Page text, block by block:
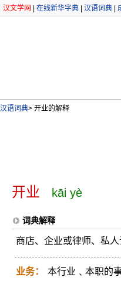
汉文学网 在线新华字典 汉语词典
汉语词典> 开业的解释
开业 kāi yè
词典解释
商店、企业或律师、私
业务： 本行业﹑本职的